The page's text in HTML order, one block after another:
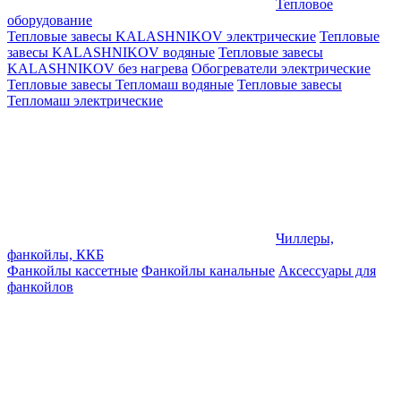
Тепловое
оборудование
Тепловые завесы KALASHNIKOV электрические Тепловые
завесы KALASHNIKOV водяные Тепловые завесы
KALASHNIKOV без нагрева Обогреватели электрические
Тепловые завесы Тепломаш водяные Тепловые завесы
Тепломаш электрические
Чиллеры,
фанкойлы, ККБ
Фанкойлы кассетные Фанкойлы канальные Аксессуары для
фанкойлов